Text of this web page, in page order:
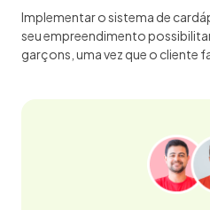
Implementar o sistema de
seu empreendimento
garçons, uma vez que o cliente